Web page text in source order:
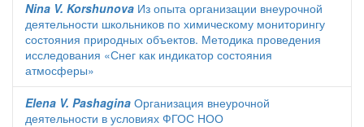
Nina V. Korshunova Из опыта организации внеурочной
деятельности школьников по химическому мониторингу
состояния природных объектов. Методика проведения
исследования «Снег как индикатор состояния
атмосферы»
Elena V. Pashagina Организация внеурочной
деятельности в условиях ФГОС НОО